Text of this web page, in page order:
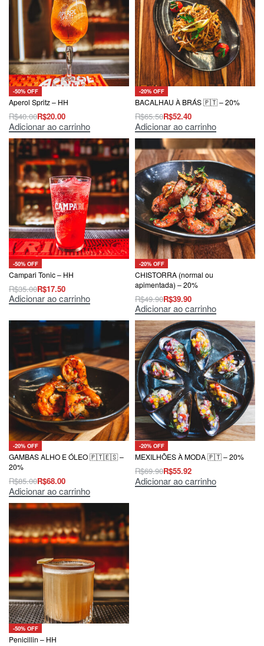
-50% OFF
Aperol Spritz – HH
R$40.00R$20.00
Adicionar ao carrinho
-20% OFF
BACALHAU À BRÁS 🇵🇹 – 20%
R$65.50R$52.40
Adicionar ao carrinho
-50% OFF
Campari Tonic – HH
R$35.00R$17.50
Adicionar ao carrinho
-20% OFF
CHISTORRA (normal ou
apimentada) – 20%
R$49.90R$39.90
Adicionar ao carrinho
-20% OFF
GAMBAS ALHO E ÓLEO 🇵🇹🇪🇸 –
20%
R$85.00R$68.00
Adicionar ao carrinho
-20% OFF
MEXILHÕES À MODA 🇵🇹 – 20%
R$69.90R$55.92
Adicionar ao carrinho
-50% OFF
Penicillin – HH